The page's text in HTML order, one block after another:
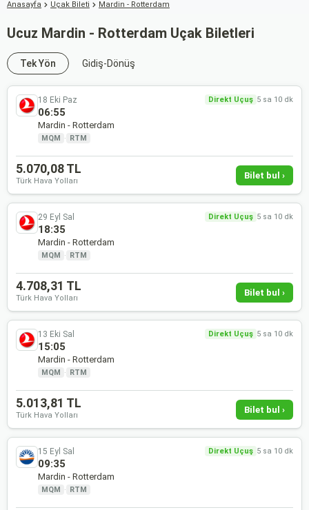
Anasayfa Uçak Bileti Mardin - Rotterdam
Ucuz Mardin - Rotterdam Uçak Biletleri
Tek Yön Gidiş-Dönüş
18 Eki Paz Direkt Uçuş 5 sa 10 dk
06:55
Mardin - Rotterdam
MQM · RTM
5.070,08 TL
Türk Hava Yolları
Bilet bul ›
29 Eyl Sal Direkt Uçuş 5 sa 10 dk
18:35
Mardin - Rotterdam
MQM · RTM
4.708,31 TL
Türk Hava Yolları
Bilet bul ›
13 Eki Sal Direkt Uçuş 5 sa 10 dk
15:05
Mardin - Rotterdam
MQM · RTM
5.013,81 TL
Türk Hava Yolları
Bilet bul ›
15 Eyl Sal Direkt Uçuş 5 sa 10 dk
09:35
Mardin - Rotterdam
MQM · RTM